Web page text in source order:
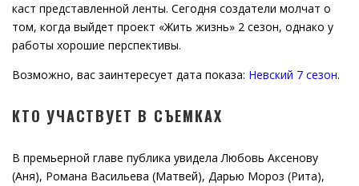
каст представленной ленты. Сегодня создатели молчат о
том, когда выйдет проект «Жить жизнь» 2 сезон, однако у
работы хорошие перспективы.
Возможно, вас заинтересует дата показа: Невский 7 сезон.
КТО УЧАСТВУЕТ В СЪЕМКАХ
В премьерной главе публика увидела Любовь Аксенову
(Аня), Романа Васильева (Матвей), Дарью Мороз (Рита),